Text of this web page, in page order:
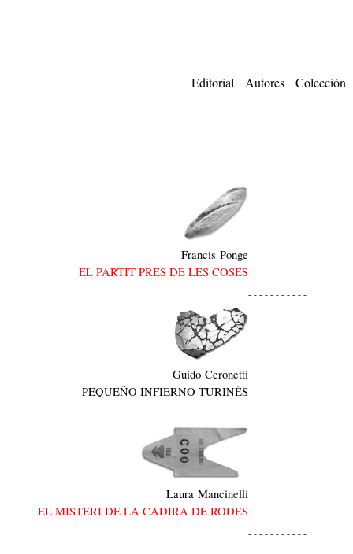
Editorial Autores Colección
Francis Ponge
EL PARTIT PRES DE LES COSES
- - - - - - - - - - -
Guido Ceronetti
PEQUEÑO INFIERNO TURINÉS
- - - - - - - - - - -
Laura Mancinelli
EL MISTERI DE LA CADIRA DE RODES
- - - - - - - - - - -